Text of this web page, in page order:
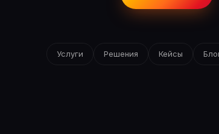
Услуги Решения Кейсы